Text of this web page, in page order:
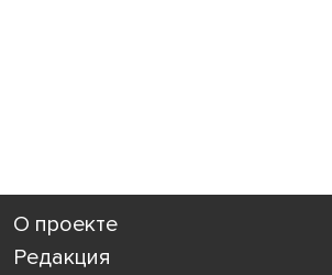
О проекте
Редакция